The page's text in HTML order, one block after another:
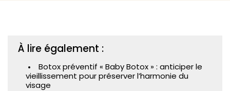
À lire également :
Botox préventif « Baby Botox » : anticiper le
vieillissement pour préserver l’harmonie du
visage